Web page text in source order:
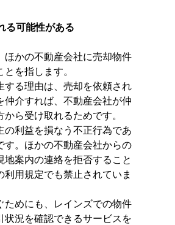
る可能性がある
ほかの不動産会社に売却物件
を指します。
する理由は、売却を依頼され
仲介すれば、不動産会社が仲
ら受け取れるためです。
の利益を損なう不正行為であ
す。ほかの不動産会社からの
地案内の連絡を拒否すること
利用規定でも禁止されていま
ためにも、レインズでの物件
状況を確認できるサービスを